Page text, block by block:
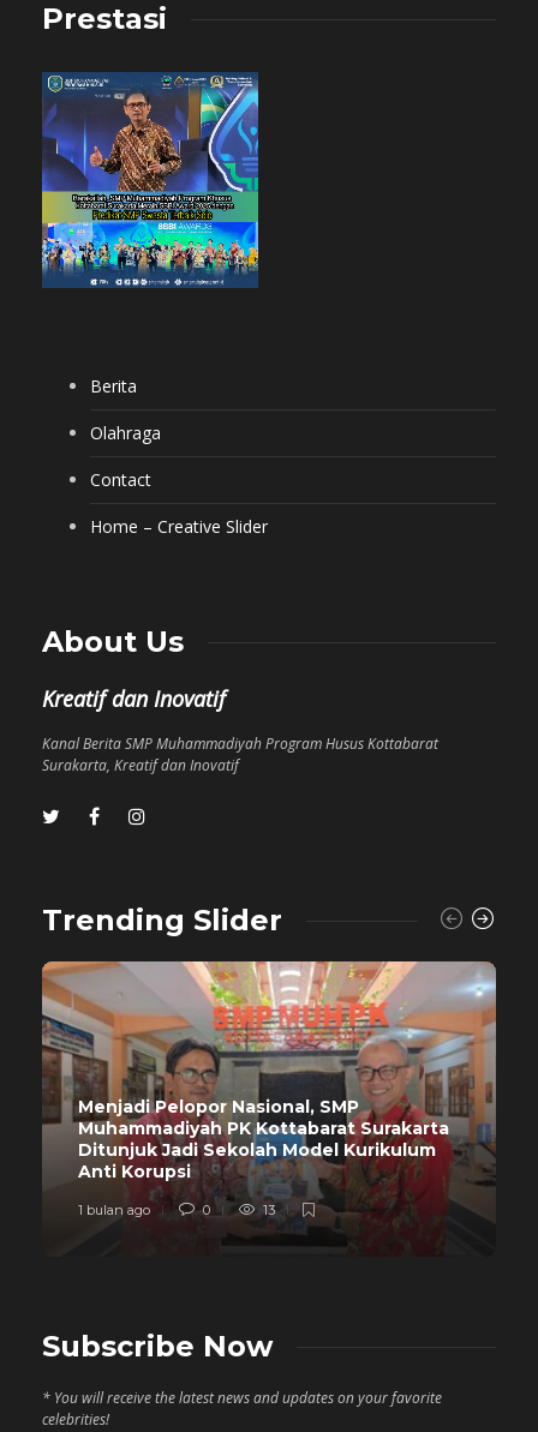
Prestasi
Berita
Olahraga
Contact
Home – Creative Slider
About Us
Kreatif dan Inovatif
Kanal Berita SMP Muhammadiyah Program Husus Kottabarat
Surakarta, Kreatif dan Inovatif
Trending Slider
Menjadi Pelopor Nasional, SMP
Muhammadiyah PK Kottabarat Surakarta
Ditunjuk Jadi Sekolah Model Kurikulum
Anti Korupsi
1 bulan ago 0 13
Subscribe Now
* You will receive the latest news and updates on your favorite
celebrities!